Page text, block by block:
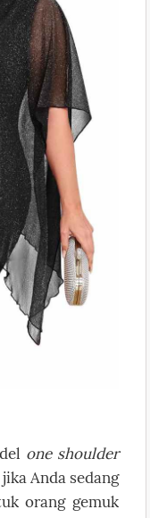
one shoulder
Anda sedang
orang gemuk